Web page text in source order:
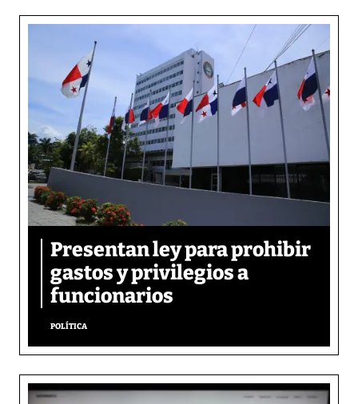
Presentan ley para prohibir
gastos y privilegios a
funcionarios
POLÍTICA